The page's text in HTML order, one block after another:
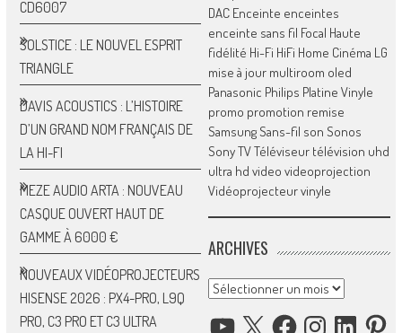
CD6007
SOLSTICE : LE NOUVEL ESPRIT
TRIANGLE
DAVIS ACOUSTICS : L’HISTOIRE
D’UN GRAND NOM FRANÇAIS DE
LA HI-FI
MEZE AUDIO ARTA : NOUVEAU
CASQUE OUVERT HAUT DE
GAMME À 6000 €
NOUVEAUX VIDÉOPROJECTEURS
HISENSE 2026 : PX4-PRO, L9Q
PRO, C3 PRO ET C3 ULTRA
DAC Enceinte enceintes
enceinte sans fil Focal Haute
fidélité Hi-Fi HiFi Home Cinéma LG
mise à jour multiroom oled
Panasonic Philips Platine Vinyle
promo promotion remise
SamsungSans-fil son Sonos
SonyTVTéléviseur télévision uhd
ultra hd video videoprojection
Vidéoprojecteurvinyle
ARCHIVES
Archives
YOUTUBE FACEBOOKINSTAGRAM